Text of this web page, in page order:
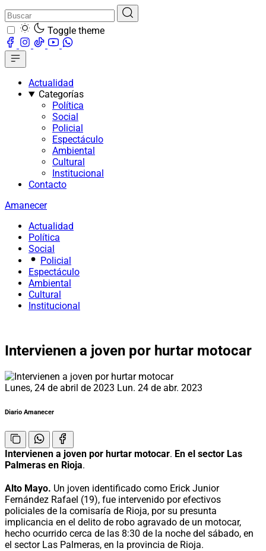
Toggle theme
Actualidad
Categorías
Política
Social
Policial
Espectáculo
Ambiental
Cultural
Institucional
Contacto
Amanecer
Actualidad
Política
Social
Policial
Espectáculo
Ambiental
Cultural
Institucional
Intervienen a joven por hurtar motocar
Lunes, 24 de abril de 2023 Lun. 24 de abr. 2023
Diario Amanecer
Intervienen a joven por hurtar motocar. En el sector Las
Palmeras en Rioja.
Alto Mayo. Un joven identificado como Erick Junior
Fernández Rafael (19), fue intervenido por efectivos
policiales de la comisaría de Rioja, por su presunta
implicancia en el delito de robo agravado de un motocar,
hecho ocurrido cerca de las 8:30 de la noche del sábado, en
el sector Las Palmeras, en la provincia de Rioja.